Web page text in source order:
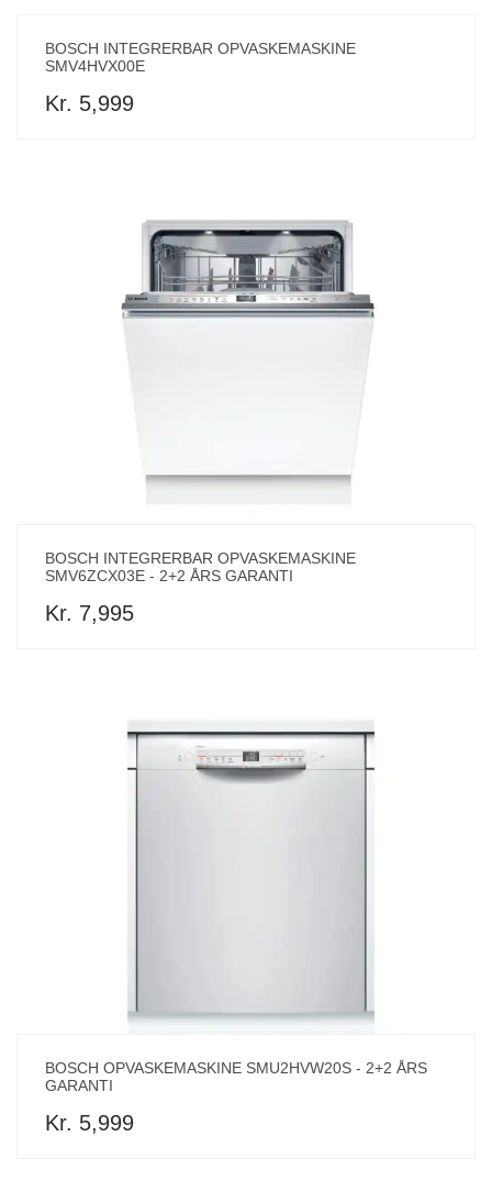
BOSCH INTEGRERBAR OPVASKEMASKINE
SMV4HVX00E
Kr. 5,999
BOSCH INTEGRERBAR OPVASKEMASKINE
SMV6ZCX03E - 2+2 ÅRS GARANTI
Kr. 7,995
BOSCH OPVASKEMASKINE SMU2HVW20S - 2+2 ÅRS
GARANTI
Kr. 5,999